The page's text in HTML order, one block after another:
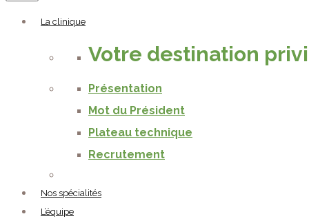
La clinique
Votre destination
Présentation
Mot du Président
Plateau technique
Recrutement
Nos spécialités
L’équipe